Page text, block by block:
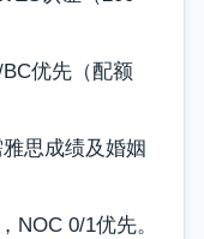
优先（配额
思成绩及婚姻
NOC 0/1优先。